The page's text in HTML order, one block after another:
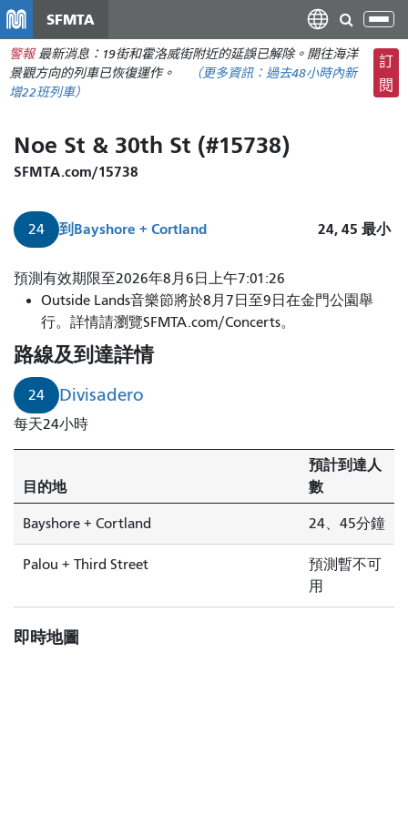
主
要
SFMTA
切
換
導
航
警報 最新消息：19街和霍洛威街附近的延誤已解除。開往海洋
景觀方向的列車已恢復運作。
（更多資訊： 過去48小時內新
增22班列車）
訂
閱
Noe St & 30th St (#15738)
SFMTA.com/15738
24 到 Bayshore + Cortland 24, 45 最小
預測有效期限至2026年8月6日上午7:01:26
Outside Lands音樂節將於8月7日至9日在金門公園舉
行。詳情請瀏覽SFMTA.com/Concerts。
路線及到達詳情
24 Divisadero
每天24小時
目的地
預計到達人
數
Bayshore + Cortland 24、45分鐘
Palou + Third Street
預測暫不可
用
即時地圖